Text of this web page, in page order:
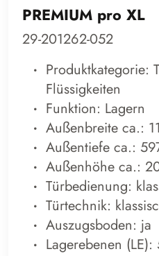
PREMIUM pro XL
29-201262-052
Produktkategorie:
Flüssigkeiten
Funktion: Lagern
Außenbreite ca.:
Außentiefe ca.:
Außenhöhe ca.:
Türbedienung:
Türtechnik:
Auszugsboden: ja
Lagerebenen (LE):